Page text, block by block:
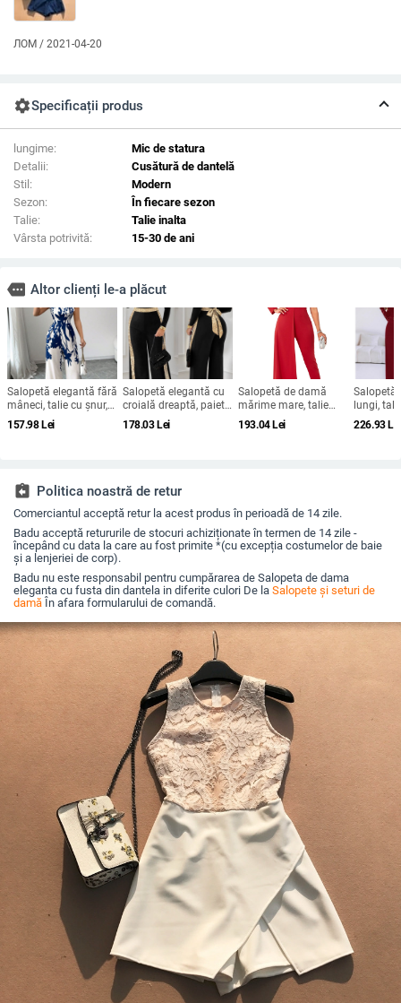
ЛОМ / 2021-04-20
settingsSpecificații produs
lungime:
Mic de statura
Detalii:
Cusătură de dantelă
Stil:
Modern
Sezon:
În fiecare sezon
Talie:
Talie inalta
Vârsta potrivită:
15-30 de ani
more Altor clienți le-a plăcut
Salopetă elegantă fără
mâneci, talie cu șnur,
croială dreptă,
poliester, stil urban
157.98Lei
Salopetă elegantă cu
croială dreaptă, paiete
pe panouri, decolteu
pătrat, talie reglabilă
178.03Lei
Salopetă de damă
mărime mare, talie
înaltă, croială mulată
și paiete, disponibilă
193.04Lei
Salopetă
lungi,
material
226.93Lei
assignment_return Politica noastră de retur
Comerciantul acceptă retur la acest produs în perioadă de 14 zile.
Badu acceptă retururile de stocuri achiziționate în termen de 14 zile -
începând cu data la care au fost primite *(cu excepția costumelor de baie
și a lenjeriei de corp).
Badu nu este responsabil pentru cumpărarea de Salopeta de dama
eleganta cu fusta din dantela in diferite culori De la Salopete și seturi de
damă În afara formularului de comandă.